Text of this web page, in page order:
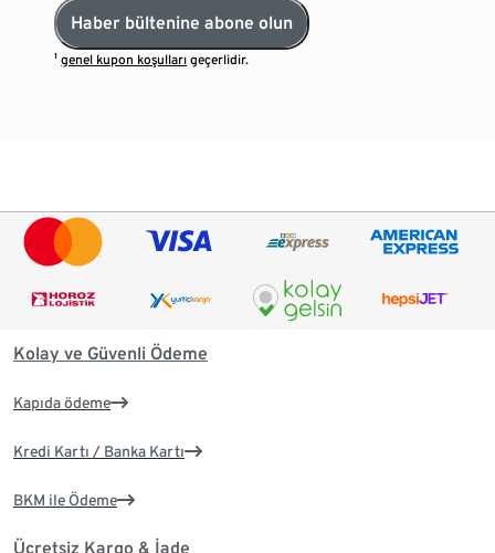
Haber bültenine abone olun
¹genel kupon koşulları geçerlidir.
Kolay ve Güvenli Ödeme
Kapıda ödeme
Kredi Kartı / Banka Kartı
BKM ile Ödeme
Ücretsiz Kargo & İade